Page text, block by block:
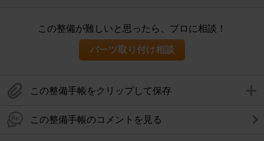
この整備が難しいと思ったら、プロに相談！
パーツ取り付け相談
この整備手帳をクリップして保存
この整備手帳のコメントを見る